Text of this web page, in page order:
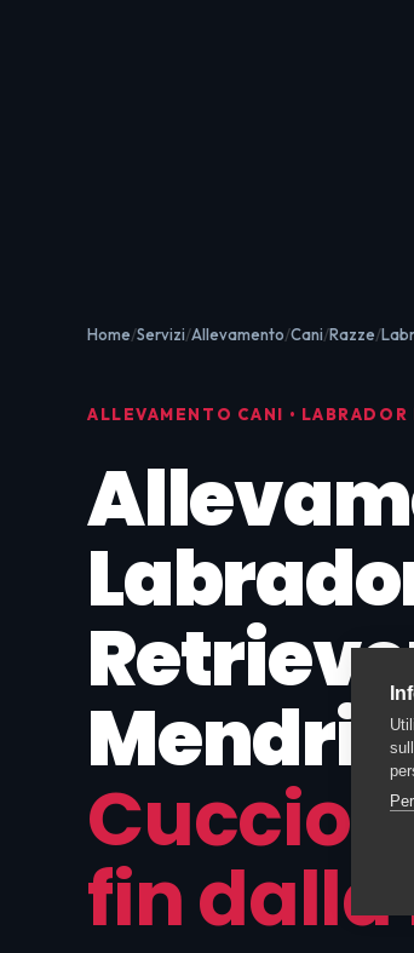
Home Servizi Allevamento Cani Razze
ALLEVAMENTO CANI • LABRADOR
Cuccioli
fin dalla